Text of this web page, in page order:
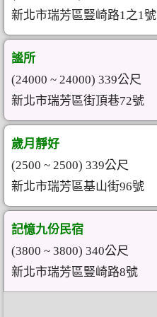
新北市瑞芳區豎崎路1之1號
謐所
(24000 ~ 24000) 339公尺
新北市瑞芳區街頂巷72號
歲月靜好
(2500 ~ 2500) 339公尺
新北市瑞芳區基山街96號
記憶九份民宿
(3800 ~ 3800) 340公尺
新北市瑞芳區豎崎路8號